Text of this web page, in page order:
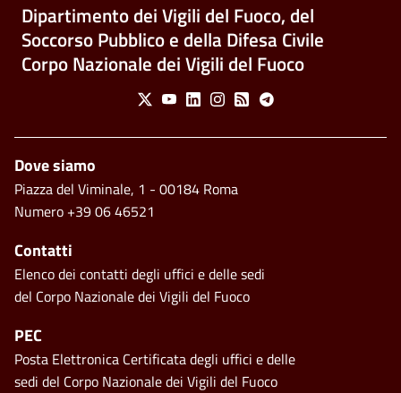
Dipartimento dei Vigili del Fuoco, del
Soccorso Pubblico e della Difesa Civile
Corpo Nazionale dei Vigili del Fuoco
Social Menu
X YoutubeLinkedinInstagram
Feed Telegram
Piè di pagina
Dove siamo
Piazza del Viminale, 1 - 00184 Roma
Numero +39 06 46521
Contatti
Elenco dei contatti degli uffici e delle sedi
del Corpo Nazionale dei Vigili del Fuoco
PEC
Posta Elettronica Certificata degli uffici e delle
sedi del Corpo Nazionale dei Vigili del Fuoco